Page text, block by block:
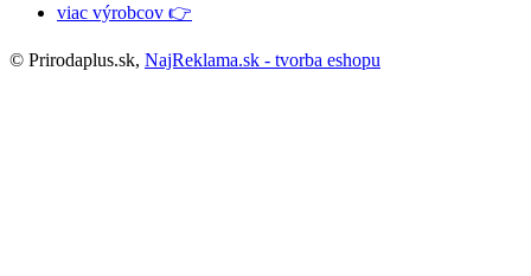
viac výrobcov 👉
© Prirodaplus.sk, NajReklama.sk - tvorba eshopu